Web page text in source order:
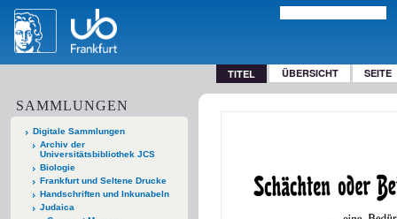
TITEL ÜBERSICHT SEITE
SAMMLUNGEN
Digitale Sammlungen
Archiv der
Universitätsbibliothek JCS
Biologie
Frankfurt und Seltene Drucke
Handschriften und Inkunabeln
Judaica